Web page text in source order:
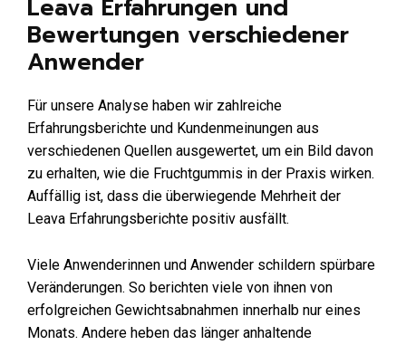
Leava Erfahrungen und
Bewertungen verschiedener
Anwender
Für unsere Analyse haben wir zahlreiche
Erfahrungsberichte und Kundenmeinungen aus
verschiedenen Quellen ausgewertet, um ein Bild davon
zu erhalten, wie die Fruchtgummis in der Praxis wirken.
Auffällig ist, dass die überwiegende Mehrheit der
Leava Erfahrungsberichte positiv ausfällt.
Viele Anwenderinnen und Anwender schildern spürbare
Veränderungen. So berichten viele von ihnen von
erfolgreichen Gewichtsabnahmen innerhalb nur eines
Monats. Andere heben das länger anhaltende